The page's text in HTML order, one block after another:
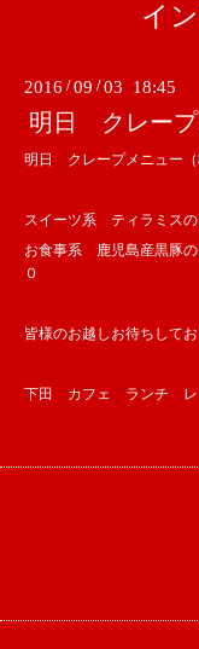
イ
2016 /09 /03 18:45
明日 クレープ
明日 クレープメニュー（
スイーツ系 ティラミス
お食事系 鹿児島産黒豚
０
皆様のお越しお待ちして
下田 カフェ ランチ レ